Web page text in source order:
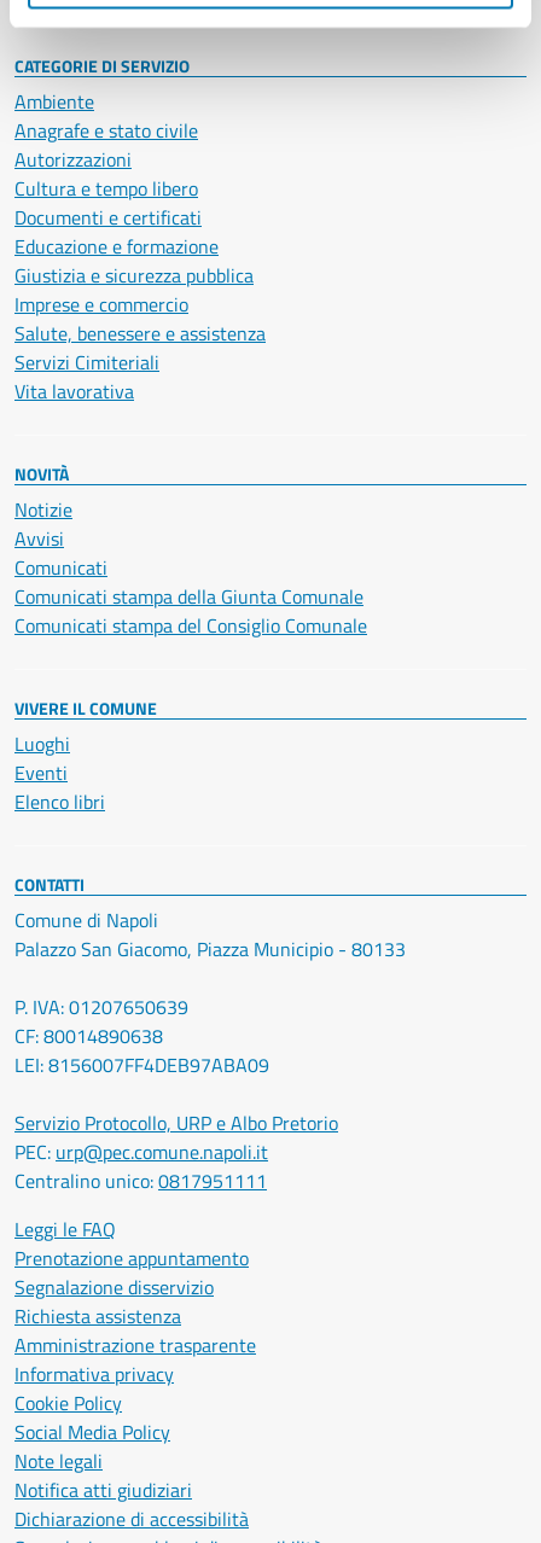
CATEGORIE DI SERVIZIO
Ambiente
Anagrafe e stato civile
Autorizzazioni
Cultura e tempo libero
Documenti e certificati
Educazione e formazione
Giustizia e sicurezza pubblica
Imprese e commercio
Salute, benessere e assistenza
Servizi Cimiteriali
Vita lavorativa
NOVITÀ
Notizie
Avvisi
Comunicati
Comunicati stampa della Giunta Comunale
Comunicati stampa del Consiglio Comunale
VIVERE IL COMUNE
Luoghi
Eventi
Elenco libri
CONTATTI
Comune di Napoli
Palazzo San Giacomo, Piazza Municipio - 80133
P. IVA: 01207650639
CF: 80014890638
LEI: 8156007FF4DEB97ABA09
Servizio Protocollo, URP e Albo Pretorio
PEC: urp@pec.comune.napoli.it
Centralino unico:0817951111
Leggi le FAQ
Prenotazione appuntamento
Segnalazione disservizio
Richiesta assistenza
Amministrazione trasparente
Informativa privacy
Cookie Policy
Social Media Policy
Note legali
Notifica atti giudiziari
Dichiarazione di accessibilità